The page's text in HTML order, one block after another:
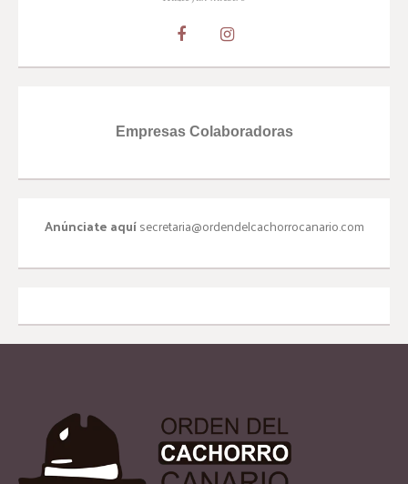
Empresas Colaboradoras
Anúnciate aquísecretaria@ordendelcachorrocanario.com